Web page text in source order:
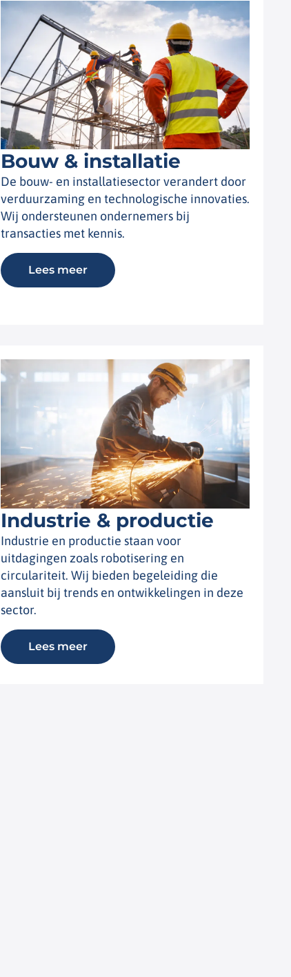
Bouw & installatie
De bouw- en installatiesector verandert door
verduurzaming en technologische innovaties.
Wij ondersteunen ondernemers bij
transacties met kennis.
Lees meer
Industrie & productie
Industrie en productie staan voor
uitdagingen zoals robotisering en
circulariteit. Wij bieden begeleiding die
aansluit bij trends en ontwikkelingen in deze
sector.
Lees meer